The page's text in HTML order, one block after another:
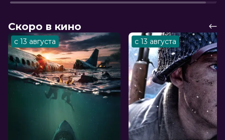
Скоро в кино
с 13 августа с 13 августа